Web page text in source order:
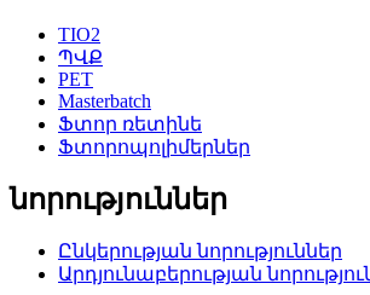
TIO2
ՊՎՔ
PET
Masterbatch
Ֆտոր ռետինե
Ֆտորոպոլիմերներ
նորություններ
Ընկերության նորություններ
Արդյունաբերության